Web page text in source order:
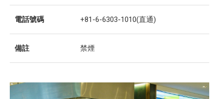
電話號碼 +81-6-6303-1010(直通)
備註 禁煙